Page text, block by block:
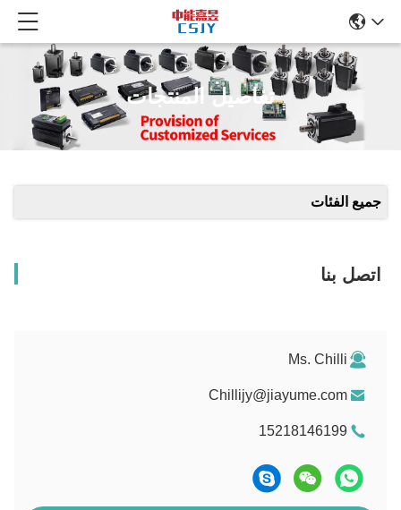
تفاصيل المنتجات
جميع الفئات
اتصل بنا
Ms. Chilli
Chillijy@jiayume.com
15218146199